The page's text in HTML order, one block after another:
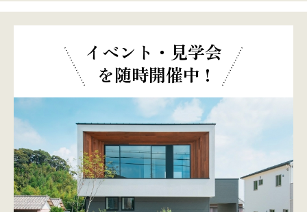
イベント・見学会
を随時開催中 !